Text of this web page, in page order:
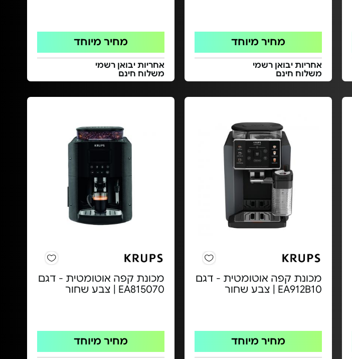
מחיר מיוחד
אחריות יבואן רשמי
משלוח חינם
מחיר מיוחד
אחריות יבואן רשמי
משלוח חינם
מכונת קפה אוטומטית - דגם
EA912B10 | צבע שחור
מחיר מיוחד
מכונת קפה אוטומטית - דגם
EA815070 | צבע שחור
מחיר מיוחד